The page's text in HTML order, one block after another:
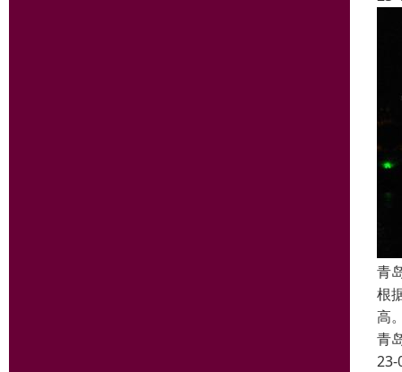
青
根
高
青
23-